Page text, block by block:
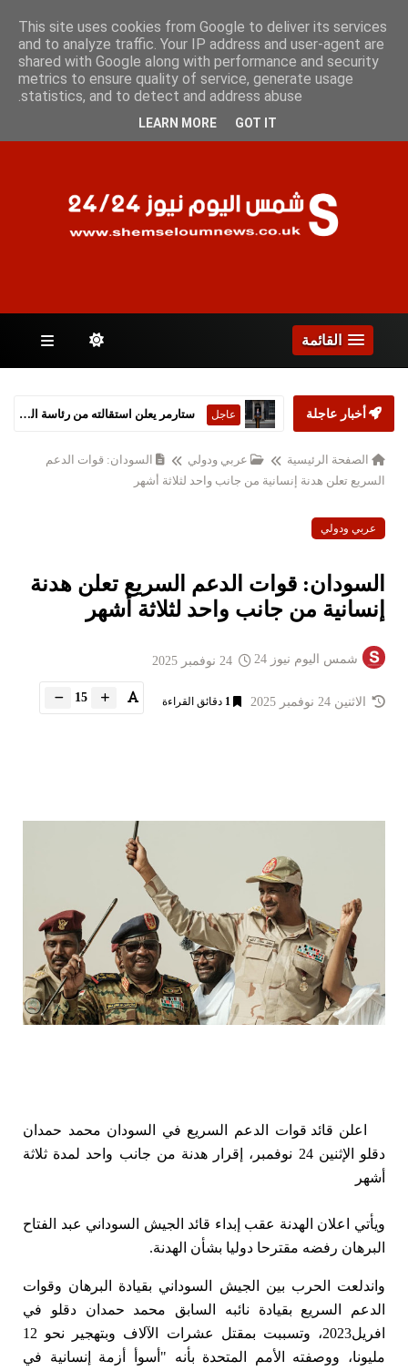
الجمعة 7 أغسطس 2026
الصفحات
القائمة
أخبار عاجلة عاجل ستارمر يعلن استقالته من رئاسة الحكومة البريطانية
الصفحة الرئيسية عربي ودولي
السودان: قوات الدعم
السريع تعلن هدنة إنسانية من جانب واحد لثلاثة أشهر
عربي ودولي
السودان: قوات الدعم السريع تعلن هدنة
إنسانية من جانب واحد لثلاثة أشهر
شمس اليوم نيوز 24
الاثنين 24 نوفمبر 2025 1 دقائق القراءة 15
اعلن قائد قوات الدعم السريع في السودان محمد حمدان
دقلو الإثنين 24 نوفمبر، إقرار هدنة من جانب واحد لمدة ثلاثة
أشهر
ويأتي اعلان الهدنة عقب إبداء قائد الجيش السوداني عبد الفتاح
البرهان رفضه مقترحا دوليا بشأن الهدنة.
واندلعت الحرب بين الجيش السوداني بقيادة البرهان وقوات
الدعم السريع بقيادة نائبه السابق محمد حمدان دقلو في
افريل2023، وتسببت بمقتل عشرات الآلاف وبتهجير نحو 12
مليونا، ووصفته الأمم المتحدة بأنه "أسوأ أزمة إنسانية في
This site uses cookies from Google to deliver its services
and to analyze traffic. Your IP address and user-agent are
shared with Google along with performance and security
metrics to ensure quality of service, generate usage
statistics, and to detect and address abuse.
LEARN MORE GOT IT